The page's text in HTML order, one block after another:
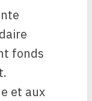
fonds
et aux